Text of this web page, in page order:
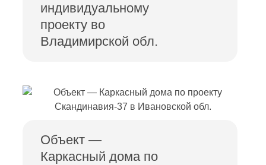
индивидуальному
проекту во
Владимирской обл.
Объект —
Каркасный дома по